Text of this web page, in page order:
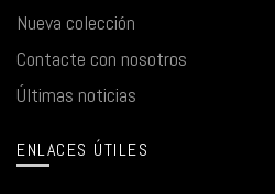
Nueva colección
Contacte con nosotros
Últimas noticias
ENLACES ÚTILES